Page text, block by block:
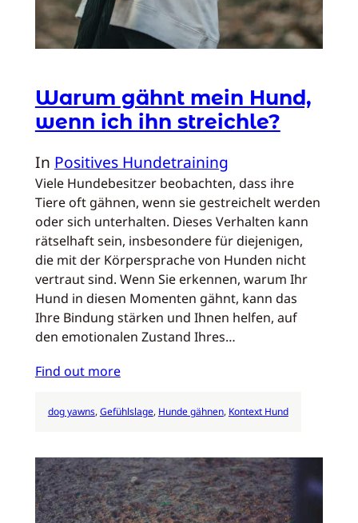
Warum gähnt mein Hund,
wenn ich ihn streichle?
In Positives Hundetraining
Viele Hundebesitzer beobachten, dass ihre
Tiere oft gähnen, wenn sie gestreichelt werden
oder sich unterhalten. Dieses Verhalten kann
rätselhaft sein, insbesondere für diejenigen,
die mit der Körpersprache von Hunden nicht
vertraut sind. Wenn Sie erkennen, warum Ihr
Hund in diesen Momenten gähnt, kann das
Ihre Bindung stärken und Ihnen helfen, auf
den emotionalen Zustand Ihres…
Find out more
dog yawns, Gefühlslage, Hunde gähnen, Kontext Hund